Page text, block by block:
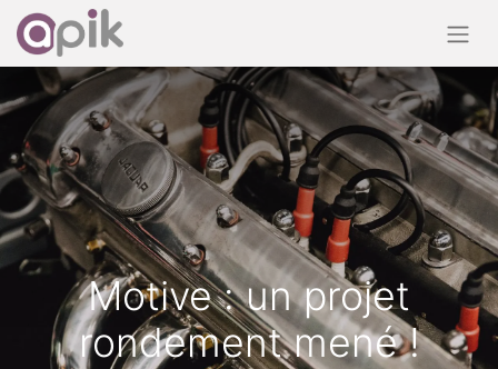
Motive : un projet
rondement mené !